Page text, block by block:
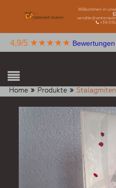
Willkommen in
+39
4,9/5 ★★★★★ Bewertungen
Home Produkte